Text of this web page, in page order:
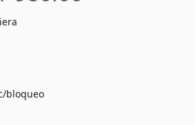
bloqueo